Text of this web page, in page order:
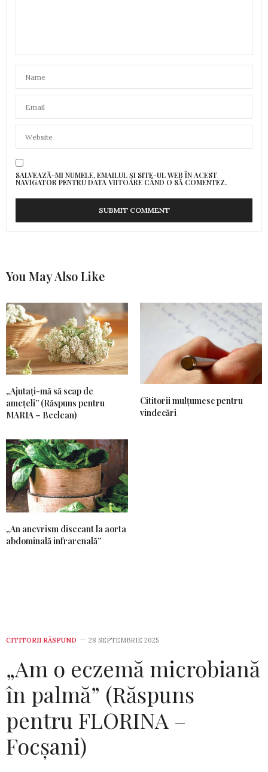
SALVEAZĂ-MI NUMELE, EMAILUL ȘI SITE-UL WEB ÎN ACEST
NAVIGATOR PENTRU DATA VIITOARE CÂND O SĂ COMENTEZ.
You May Also Like
„Ajutați-mă să scap de
amețeli” (Răspuns pentru
MARIA – Beclean)
Cititorii mulțumesc pentru
vindecări
„An anevrism disecant la aorta
abdominală infrarenală”
CITITORII RĂSPUND 28 SEPTEMBRIE 2025
„Am o eczemă microbiană
în palmă” (Răspuns
pentru FLORINA –
Focșani)